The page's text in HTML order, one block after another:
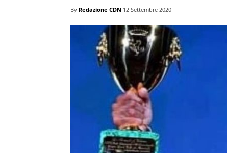
By Redazione CDN 12 Settembre 2020